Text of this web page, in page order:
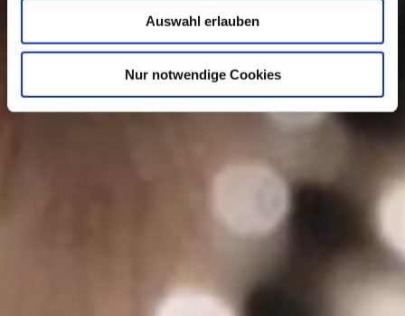
Auswahl erlauben
Nur notwendige Cookies